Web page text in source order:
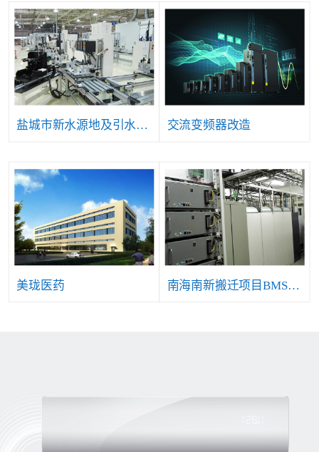
盐城市新水源地及引水工程自控仪表及安防等系统项目 交流变频器改造
美珑医药 南海南新搬迁项目BMS系统工程